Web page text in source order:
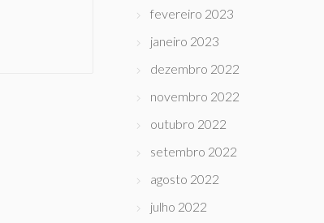
fevereiro 2023
janeiro 2023
dezembro 2022
novembro 2022
outubro 2022
setembro 2022
agosto 2022
julho 2022